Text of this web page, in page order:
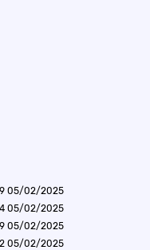
05/02/2025 00:29
05/02/2025 00:34
05/02/2025 01:19
05/02/2025 01:52